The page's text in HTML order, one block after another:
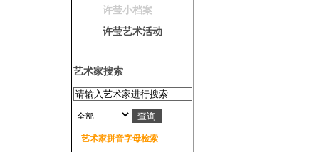
许莹小档案
许莹艺术活动
艺术家搜索
艺术家拼音字母检索